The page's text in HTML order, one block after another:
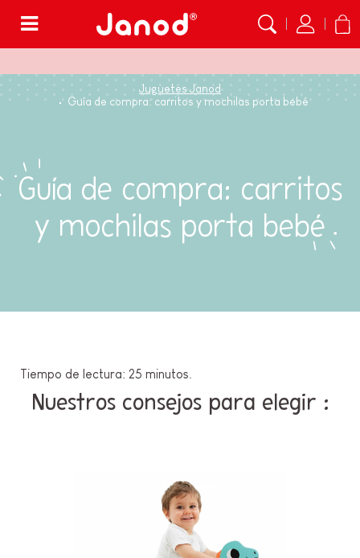
Juguetes Janod
Guía de compra: carritos y mochilas porta bebé
Guía de compra: carritos
y mochilas porta bebé
Tiempo de lectura: 25 minutos.
Nuestros consejos para elegir :